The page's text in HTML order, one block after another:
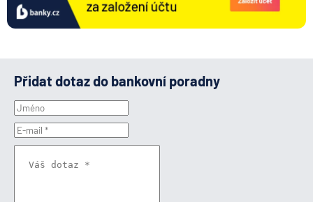
Přidat dotaz do bankovní poradny